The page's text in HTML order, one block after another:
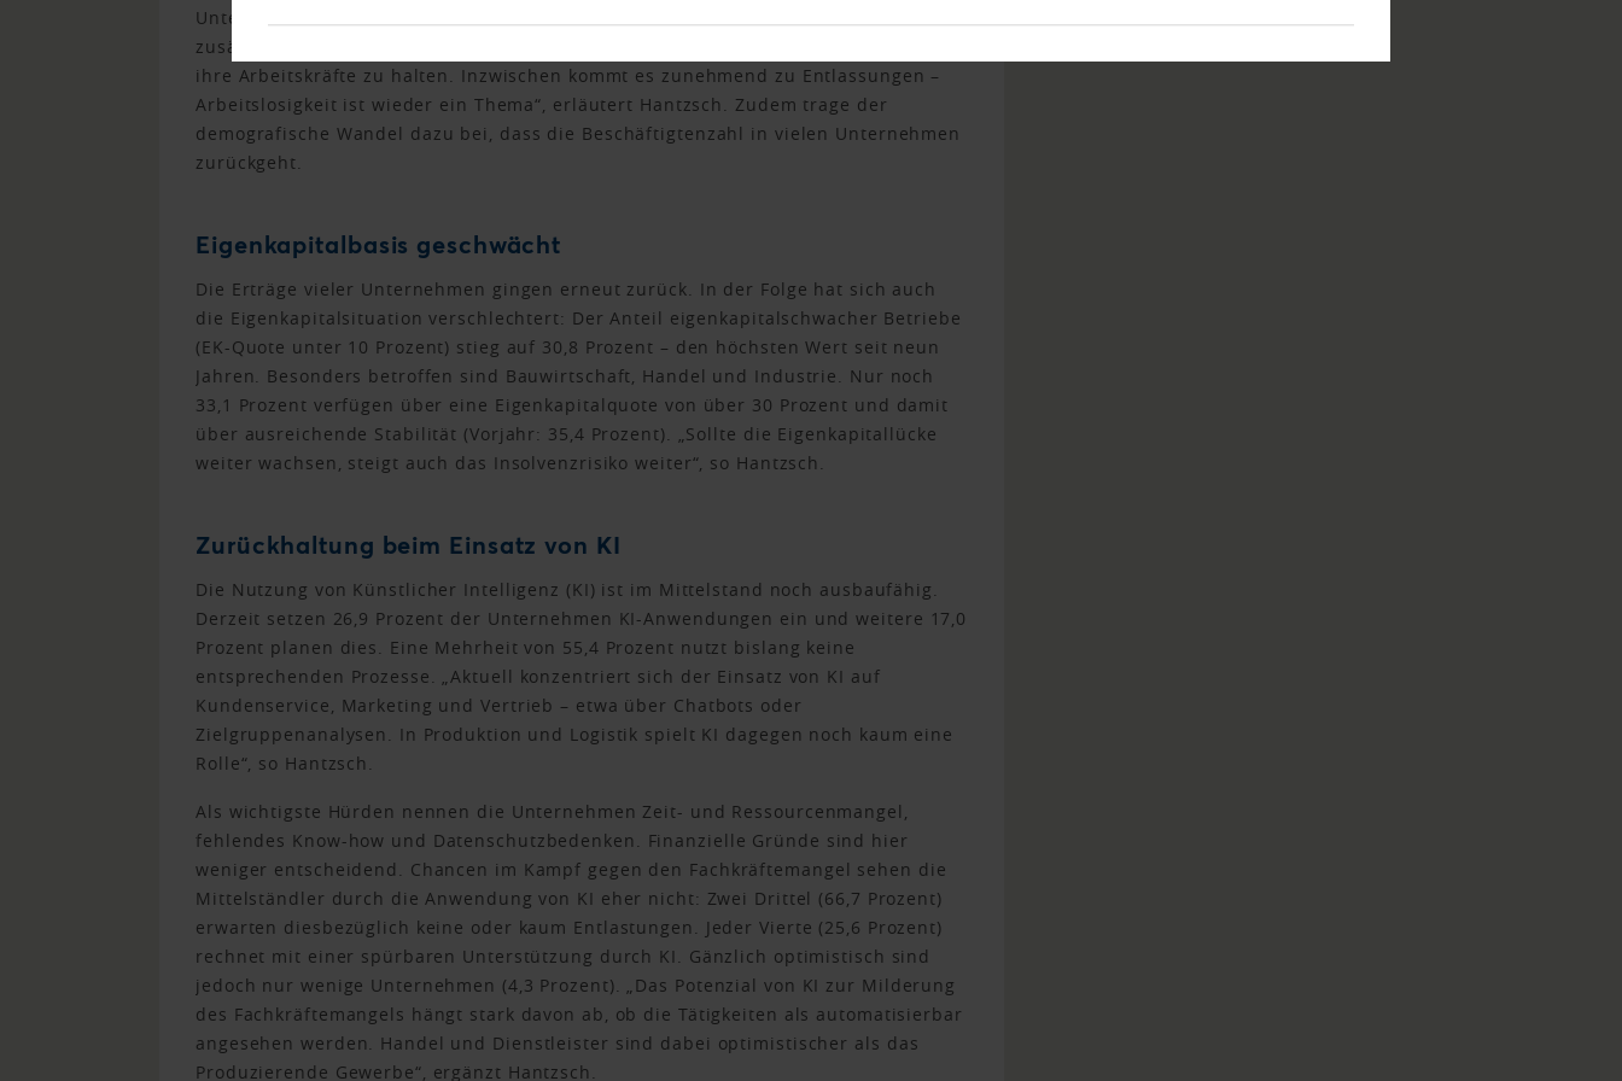
Unternehmen meldeten einen Personalabbau und nur 15,3 Prozent haben
zusätzliche Stellen geschaffen. „Zu Beginn der Rezession versuchten viele Betriebe,
ihre Arbeitskräfte zu halten. Inzwischen kommt es zunehmend zu Entlassungen –
Arbeitslosigkeit ist wieder ein Thema“, erläutert Hantzsch. Zudem trage der
demografische Wandel dazu bei, dass die Beschäftigtenzahl in vielen Unternehmen
zurückgeht.
Eigenkapitalbasis geschwächt
Die Erträge vieler Unternehmen gingen erneut zurück. In der Folge hat sich auch
die Eigenkapitalsituation verschlechtert: Der Anteil eigenkapitalschwacher Betriebe
(EK-Quote unter 10 Prozent) stieg auf 30,8 Prozent – den höchsten Wert seit neun
Jahren. Besonders betroffen sind Bauwirtschaft, Handel und Industrie. Nur noch
33,1 Prozent verfügen über eine Eigenkapitalquote von über 30 Prozent und damit
über ausreichende Stabilität (Vorjahr: 35,4 Prozent). „Sollte die Eigenkapitallücke
weiter wachsen, steigt auch das Insolvenzrisiko weiter“, so Hantzsch.
Zurückhaltung beim Einsatz von KI
Die Nutzung von Künstlicher Intelligenz (KI) ist im Mittelstand noch ausbaufähig.
Derzeit setzen 26,9 Prozent der Unternehmen KI-Anwendungen ein und weitere 17,0
Prozent planen dies. Eine Mehrheit von 55,4 Prozent nutzt bislang keine
entsprechenden Prozesse. „Aktuell konzentriert sich der Einsatz von KI auf
Kundenservice, Marketing und Vertrieb – etwa über Chatbots oder
Zielgruppenanalysen. In Produktion und Logistik spielt KI dagegen noch kaum eine
Rolle“, so Hantzsch.
Als wichtigste Hürden nennen die Unternehmen Zeit- und Ressourcenmangel,
fehlendes Know-how und Datenschutzbedenken. Finanzielle Gründe sind hier
weniger entscheidend. Chancen im Kampf gegen den Fachkräftemangel sehen die
Mittelständler durch die Anwendung von KI eher nicht: Zwei Drittel (66,7 Prozent)
erwarten diesbezüglich keine oder kaum Entlastungen. Jeder Vierte (25,6 Prozent)
rechnet mit einer spürbaren Unterstützung durch KI. Gänzlich optimistisch sind
jedoch nur wenige Unternehmen (4,3 Prozent). „Das Potenzial von KI zur Milderung
des Fachkräftemangels hängt stark davon ab, ob die Tätigkeiten als automatisierbar
angesehen werden. Handel und Dienstleister sind dabei optimistischer als das
Produzierende Gewerbe“, ergänzt Hantzsch.